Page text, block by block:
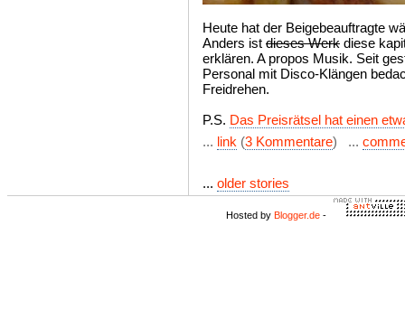
Heute hat der Beigebeauftragte
Anders ist dieses Werk diese
erklären. A propos Musik. Seit
Personal mit Disco-Klängen
Freidrehen.
P.S. Das Preisrätsel hat einen
... link (3 Kommentare) ...
... older stories
Hosted by Blogger.de -